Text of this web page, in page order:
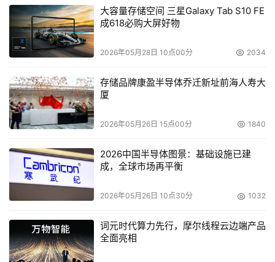
大容量存储空间 三星Galaxy Tab S10 FE
成618必购大屏好物
2026年05月28日 10点00分 2034
存储品牌康盈半导体乔迁新址前海人寿大
厦
2026年05月26日 15点00分 1840
2026中国半导体图景：基础设施已建
成，全球市场再平衡
2026年05月26日 10点30分 1032
词元时代算力先行，摩尔线程云边端产品
全面亮相